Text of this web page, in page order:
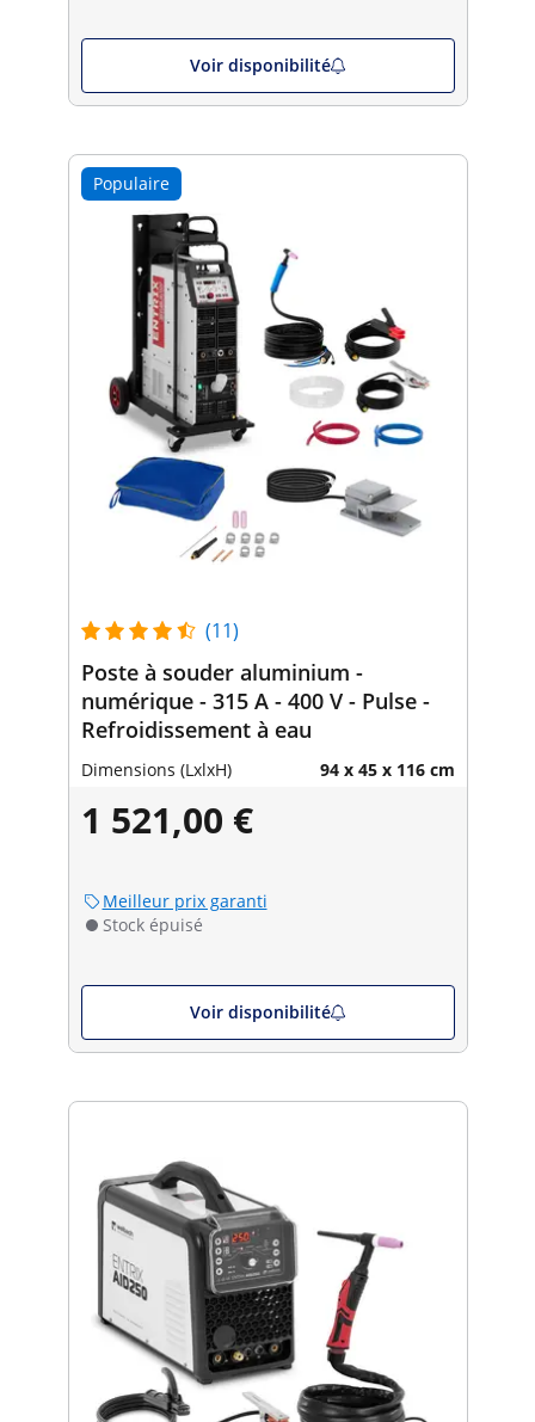
Voir disponibilité
Populaire
(11)
Poste à souder aluminium -
numérique - 315 A - 400 V - Pulse -
Refroidissement à eau
Dimensions (LxlxH) 94 x 45 x 116 cm
1 521,00 €
Meilleur prix garanti
Stock épuisé
Voir disponibilité